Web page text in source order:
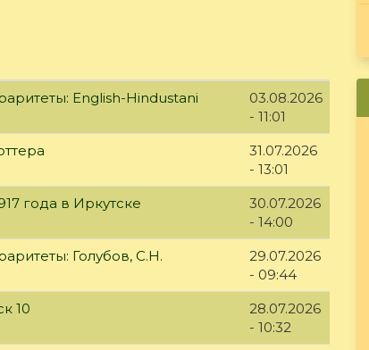
English-Hindustani
03.08.2026
- 11:01
31.07.2026
- 13:01
года в Иркутске
30.07.2026
- 14:00
Голубов, С.Н.
29.07.2026
- 09:44
10
28.07.2026
- 10:32